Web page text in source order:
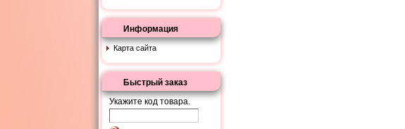
Информация
Карта сайта
Быстрый заказ
Укажите код товара.